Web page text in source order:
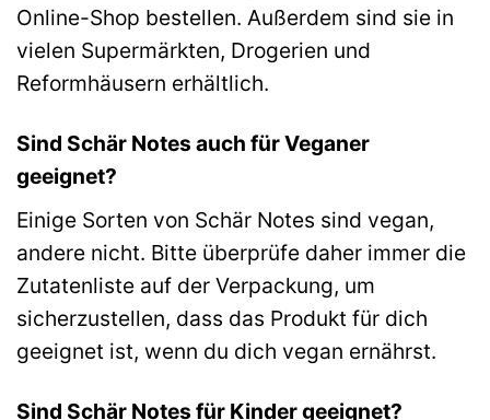
Online-Shop bestellen. Außerdem sind sie in
vielen Supermärkten, Drogerien und
Reformhäusern erhältlich.
Sind Schär Notes auch für Veganer
geeignet?
Einige Sorten von Schär Notes sind vegan,
andere nicht. Bitte überprüfe daher immer die
Zutatenliste auf der Verpackung, um
sicherzustellen, dass das Produkt für dich
geeignet ist, wenn du dich vegan ernährst.
Sind Schär Notes für Kinder geeignet?